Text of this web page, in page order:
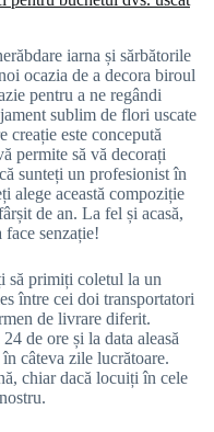
iarna și sărbătorile
ocazia de a decora biroul
pentru a ne regândi
sublim de flori uscate
creație este concepută
permite să vă decorați
sunteți un profesionist în
alege această compoziție
de an. La fel și acasă,
senzație!
să primiți coletul la un
între cei doi transportatori
de livrare diferit.
de ore și la data aleasă
câteva zile lucrătoare.
chiar dacă locuiți în cele